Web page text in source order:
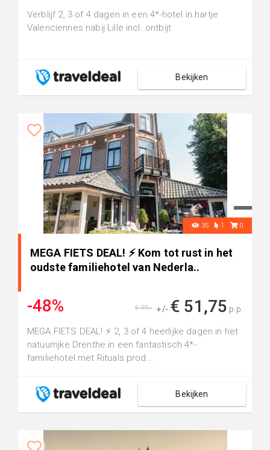
Verblijf 2, 3 of 4 dagen in een 4*-hotel in hartje
Valenciennes nabij Lille incl. ontbijt
Bekijken
35 1 0
MEGA FIETS DEAL! ⚡ Kom tot rust in het
oudste familiehotel van Nederla..
-48% +/- € 51,75 p.p.
€ 99,-
MEGA FIETS DEAL! ⚡ 2, 3 of 4 heerlijke dagen in het
natuurrijke Drenthe in een fantastisch 4*-
familiehotel met Rituals prod...
Bekijken